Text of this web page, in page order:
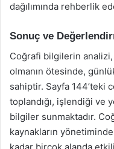
dağılımında rehberlik
Sonuç ve
Coğrafi bilgilerin
olmanın ötesinde,
sahiptir. Sayfa 144’teki
toplandığı, işlendiği ve
bilgiler sunmaktadır.
kaynakların
kadar birçok alanda